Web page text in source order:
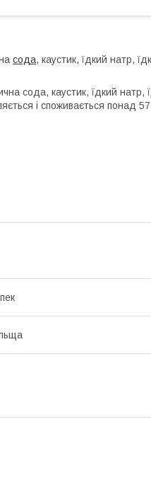
сода, каустик, їдкий натр,
сода, каустик, їдкий натр,
і споживається понад 57